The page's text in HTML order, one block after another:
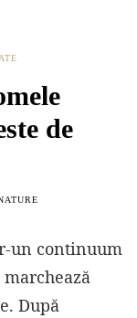
de
un continuum
După